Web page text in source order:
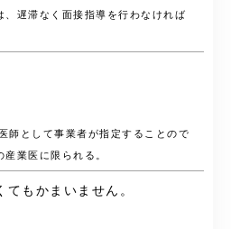
、遅滞なく面接指導を行わなければ
師として事業者が指定することので
業医に限られる。
もかまいません。